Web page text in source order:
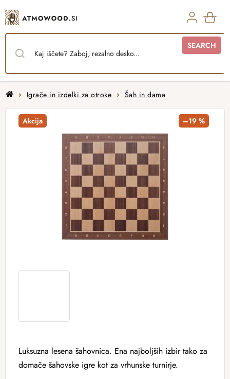
to
content
SEARCH
HomeIgrače in izdelki za otroke Šah in dama
Luksuzna lesena šahovnica. Ena najboljših izbir tako za
domače šahovske igre kot za vrhunske turnirje.
Akcija –19 %